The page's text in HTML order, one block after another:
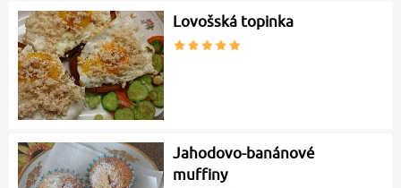
Lovošská topinka
Jahodovo-banánové
muffiny